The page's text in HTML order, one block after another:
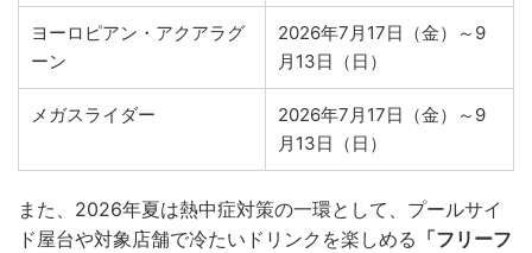
ヨーロピアン・アクアラグ
ーン
2026年7月17日（金）～9
月13日（日）
メガスライダー
2026年7月17日（金）～9
月13日（日）
また、2026年夏は熱中症対策の一環として、プールサイ
ド屋台や対象店舗で冷たいドリンクを楽しめる 「フリーフ